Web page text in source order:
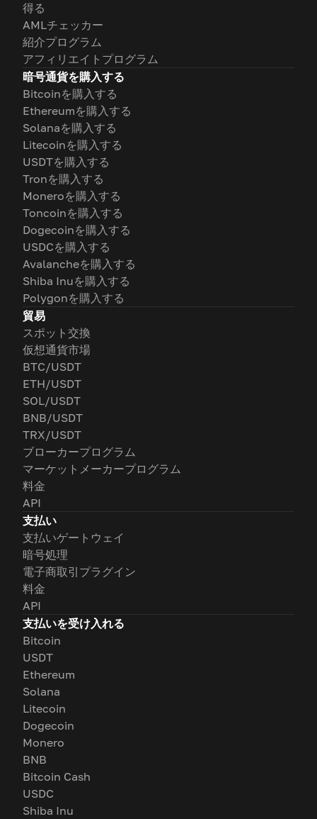
得る
AMLチェッカー
紹介プログラム
アフィリエイトプログラム
暗号通貨を購入する
Bitcoinを購入する
Ethereumを購入する
Solanaを購入する
Litecoinを購入する
USDTを購入する
Tronを購入する
Moneroを購入する
Toncoinを購入する
Dogecoinを購入する
USDCを購入する
Avalancheを購入する
Shiba Inuを購入する
Polygonを購入する
貿易
スポット交換
仮想通貨市場
BTC/USDT
ETH/USDT
SOL/USDT
BNB/USDT
TRX/USDT
ブローカープログラム
マーケットメーカープログラム
料金
API
支払い
支払いゲートウェイ
暗号処理
電子商取引プラグイン
料金
API
支払いを受け入れる
Bitcoin
USDT
Ethereum
Solana
Litecoin
Dogecoin
Monero
BNB
Bitcoin Cash
USDC
Shiba Inu